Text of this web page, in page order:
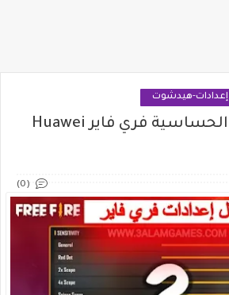
إعدادات-هيدشوت
أفضل اعدادات الحساسية فري فاير Huawei
(0)